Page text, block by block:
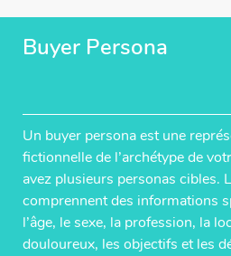
Buyer Persona
Un buyer persona est une
fictionnelle de l’archétype de
avez plusieurs personas cibles.
comprennent des informations
l’âge, le sexe, la profession, la
douloureux, les objectifs et les